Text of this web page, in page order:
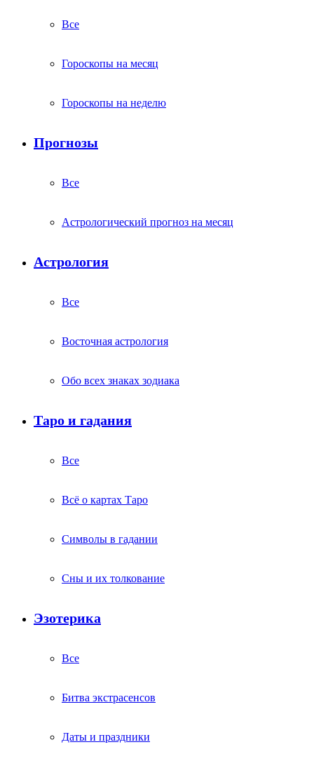
Все
Гороскопы на месяц
Гороскопы на неделю
Прогнозы
Все
Астрологический прогноз на месяц
Астрология
Все
Восточная астрология
Обо всех знаках зодиака
Таро и гадания
Все
Всё о картах Таро
Символы в гадании
Сны и их толкование
Эзотерика
Все
Битва экстрасенсов
Даты и праздники